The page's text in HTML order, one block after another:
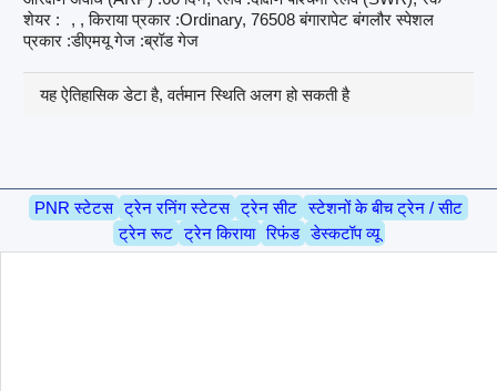
शेयर :
, , किराया प्रकार :Ordinary, 76508 बंगारापेट बंगलौर स्पेशल
प्रकार :डीएमयू गेज :ब्रॉड गेज
यह ऐतिहासिक डेटा है, वर्तमान स्थिति अलग हो सकती है
PNR स्टेटस ट्रेन रनिंग स्टेटस ट्रेन सीट स्टेशनों के बीच ट्रेन / सीट
ट्रेन रूट ट्रेन किराया रिफंड डेस्कटॉप व्यू